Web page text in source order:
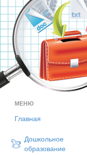
МЕНЮ
Главная
Дошкольное
образование